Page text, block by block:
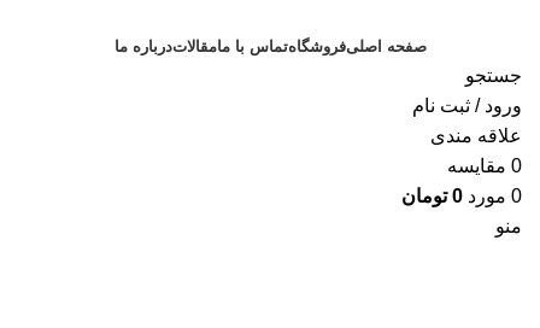
صفحه اصلیفروشگاهتماس با مامقالاتدرباره ما
جستجو
ورود / ثبت نام
علاقه مندی
0 مقايسه
0 مورد 0 تومان
منو